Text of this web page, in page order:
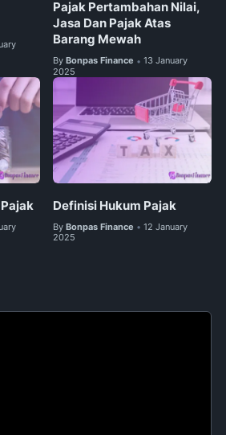
Pajak Pertambahan Nilai,
Jasa Dan Pajak Atas
Barang Mewah
By Bonpas Finance • 13 January
2025
Definisi Hukum Pajak
By Bonpas Finance • 12 January
2025